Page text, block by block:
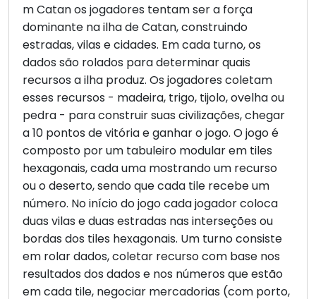
m Catan os jogadores tentam ser a força
dominante na ilha de Catan, construindo
estradas, vilas e cidades. Em cada turno, os
dados são rolados para determinar quais
recursos a ilha produz. Os jogadores coletam
esses recursos - madeira, trigo, tijolo, ovelha ou
pedra - para construir suas civilizações, chegar
a 10 pontos de vitória e ganhar o jogo. O jogo é
composto por um tabuleiro modular em tiles
hexagonais, cada uma mostrando um recurso
ou o deserto, sendo que cada tile recebe um
número. No início do jogo cada jogador coloca
duas vilas e duas estradas nas interseções ou
bordas dos tiles hexagonais. Um turno consiste
em rolar dados, coletar recurso com base nos
resultados dos dados e nos números que estão
em cada tile, negociar mercadorias (com porto,